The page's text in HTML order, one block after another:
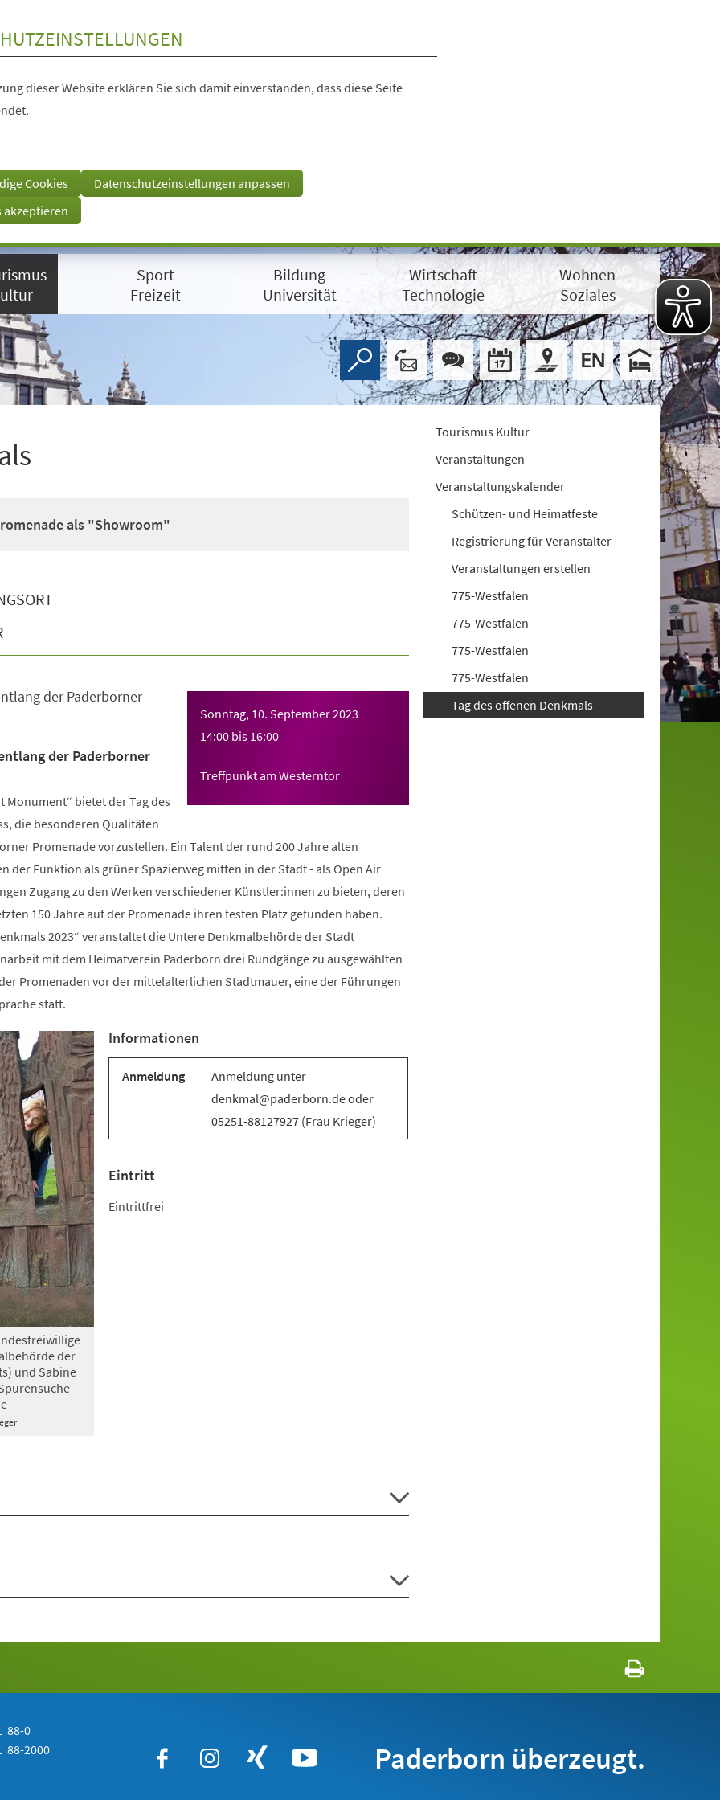
dieser Website erklären Sie sich damit einverstanden, dass diese Seite
Cookies
Datenschutzeinstellungen anpassen
akzeptieren
Sport
Freizeit
Bildung
Universität
Wirtschaft
Technologie
Wohnen
Soziales
als "Showroom"
Sonntag, 10. September 2023
14:00 bis 16:00
Treffpunkt am Westerntor
der Paderborner
der Paderborner
Monument“ bietet der Tag des
die besonderen Qualitäten
Promenade vorzustellen. Ein Talent der rund 200 Jahre alten
der Funktion als grüner Spazierweg mitten in der Stadt - als Open Air
Zugang zu den Werken verschiedener Künstler:innen zu bieten, deren
150 Jahre auf der Promenade ihren festen Platz gefunden haben.
2023“ veranstaltet die Untere Denkmalbehörde der Stadt
mit dem Heimatverein Paderborn drei Rundgänge zu ausgewählten
Promenaden vor der mittelalterlichen Stadtmauer, eine der Führungen
statt.
der
und Sabine
Informationen
Anmeldung
Anmeldung unter
denkmal@paderborn.de oder
05251-88127927 (Frau Krieger)
Eintritt
Eintrittfrei
Tourismus Kultur
Veranstaltungen
Veranstaltungskalender
Schützen- und Heimatfeste
Registrierung für Veranstalter
Veranstaltungen erstellen
775-Westfalen
775-Westfalen
775-Westfalen
775-Westfalen
Tag des offenen Denkmals
88-0
88-2000 Paderborn überzeugt.